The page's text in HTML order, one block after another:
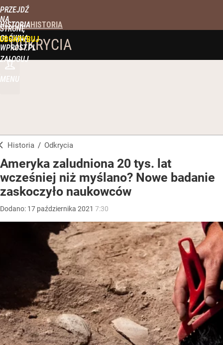
PRZEJDŹ
NA
STRONĘ
GŁÓWNĄ
WPROST.PL
HISTORIA
ZALOGUJ
MENU
ODKRYCIA
Historia / Odkrycia
Ameryka zaludniona 20 tys. lat
wcześniej niż myślano? Nowe badanie
zaskoczyło naukowców
Dodano: 17 października 2021 7:30